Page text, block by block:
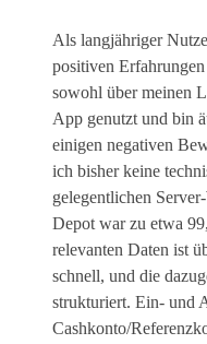
Als langjähriger
positiven
sowohl über meinen
App genutzt und bin
einigen negativen
ich bisher keine
gelegentlichen
Depot war zu etwa
relevanten Daten ist
schnell, und die
strukturiert. Ein- und
Cashkonto/